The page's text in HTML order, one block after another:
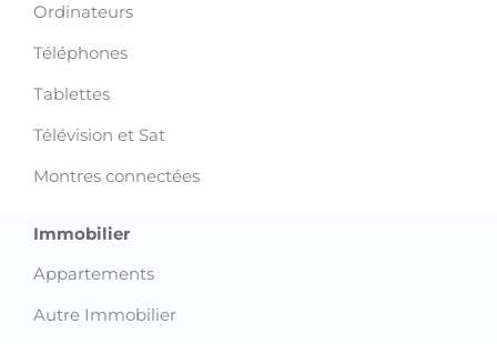
Ordinateurs
Téléphones
Tablettes
Télévision et Sat
Montres connectées
Immobilier
Appartements
Autre Immobilier